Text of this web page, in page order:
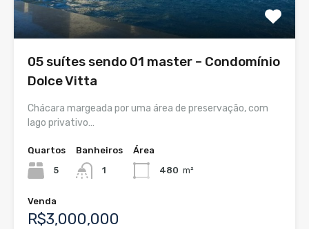
05 suítes sendo 01 master – Condomínio
Dolce Vitta
Chácara margeada por uma área de preservação, com
lago privativo…
Quartos
5
Banheiros
1
Área
480 m²
Venda
R$3,000,000